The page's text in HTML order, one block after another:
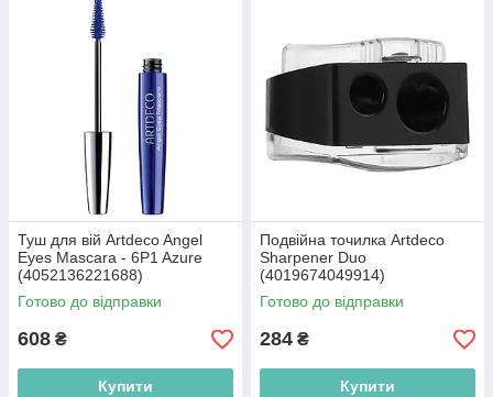
Туш для вій Artdeco Angel
Eyes Mascara - 6P1 Azure
(4052136221688)
Готово до відправки
608 ₴
Купити
Подвійна точилка Artdeco
Sharpener Duo
(4019674049914)
Готово до відправки
284 ₴
Купити